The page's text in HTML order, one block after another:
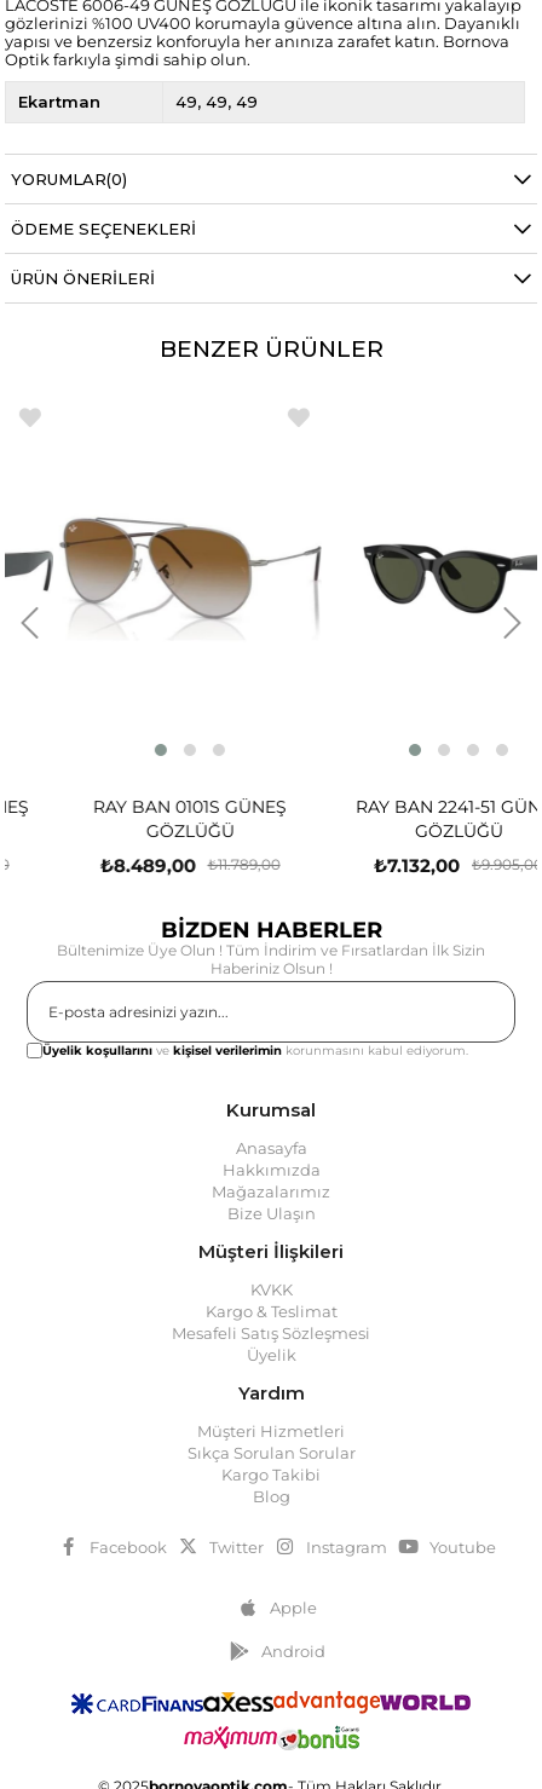
LACOSTE 6006-49 GÜNEŞ GÖZLÜĞÜ ile ikonik tasarımı yakalayıp
gözlerinizi %100 UV400 korumayla güvence altına alın. Dayanıklı
yapısı ve benzersiz konforuyla her anınıza zarafet katın. Bornova
Optik farkıyla şimdi sahip olun.
Ekartman 49 49 49
YORUMLAR(0)
ÖDEME SEÇENEKLERI
ÜRÜN ÖNERILERI
BENZER ÜRÜNLER
RAY BAN 0101S GÜNEŞ
GÖZLÜĞÜ
₺8.489,00 ₺11.789,00
RAY BAN 2241-51 GÜNEŞ
GÖZLÜĞÜ
₺7.132,00 ₺9.905,00
BİZDEN HABERLER
Bültenimize Üye Olun ! Tüm İndirim ve Fırsatlardan İlk Sizin
Haberiniz Olsun !
Üyelik koşullarını vekişisel verilerimin korunmasını kabul ediyorum.
Kurumsal
Anasayfa
Hakkımızda
Mağazalarımız
Bize Ulaşın
Müşteri İlişkileri
KVKK
Kargo & Teslimat
Mesafeli Satış Sözleşmesi
Üyelik
Yardım
Müşteri Hizmetleri
Sıkça Sorulan Sorular
Kargo Takibi
Blog
Facebook Twitter Instagram Youtube
Apple
Android